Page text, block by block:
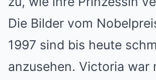
Die Bilder vom
1997 sind bis heute
anzusehen. Victoria war